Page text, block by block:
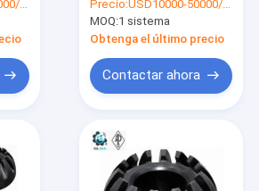
set
escape anular de
7500 PSI
Precio:USD10000-50000/set
MOQ:1 sistema
Obtenga el último precio
Contactar ahora